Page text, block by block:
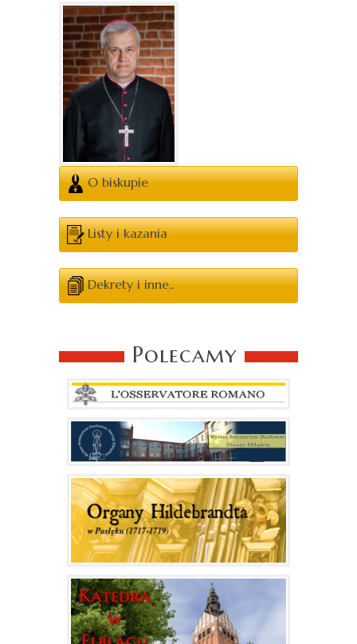
O biskupie
Listy i kazania
Dekrety i inne..
Polecamy